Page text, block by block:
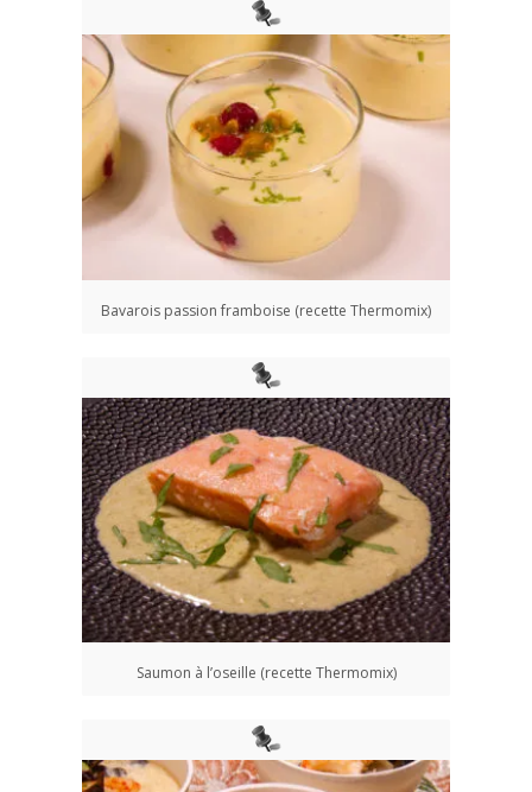
Bavarois passion framboise (recette Thermomix)
Saumon à l’oseille (recette Thermomix)